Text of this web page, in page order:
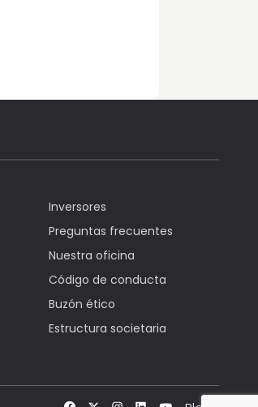
Inversores
Preguntas frecuentes
Nuestra oficina
Código de conducta
Buzón ético
Estructura societaria